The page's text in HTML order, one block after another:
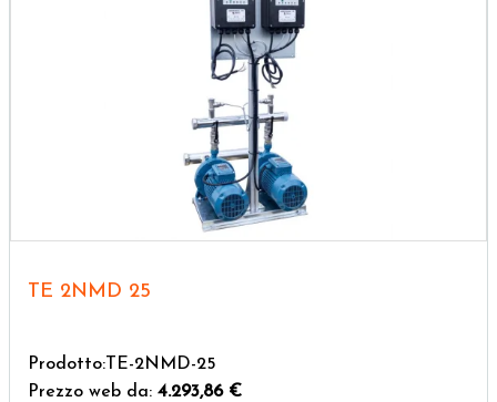
TE 2NMD 25
Prodotto:TE-2NMD-25
Prezzo web da: 4.293,86 €